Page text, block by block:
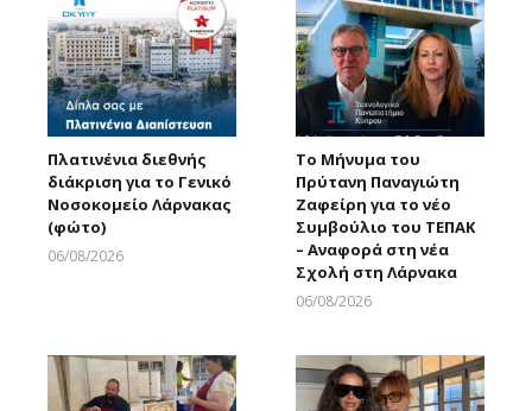
Πλατινένια διεθνής
διάκριση για το Γενικό
Νοσοκομείο Λάρνακας
(φώτο)
06/08/2026
Το Μήνυμα του
Πρύτανη Παναγιώτη
Ζαφείρη για το νέο
Συμβούλιο του ΤΕΠΑΚ
– Αναφορά στη νέα
Σχολή στη Λάρνακα
06/08/2026